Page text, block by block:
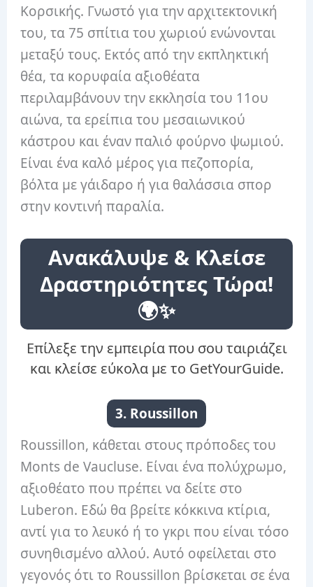
Κορσικής. Γνωστό για την αρχιτεκτονική
του, τα 75 σπίτια του χωριού ενώνονται
μεταξύ τους. Εκτός από την εκπληκτική
θέα, τα κορυφαία αξιοθέατα
περιλαμβάνουν την εκκλησία του 11ου
αιώνα, τα ερείπια του μεσαιωνικού
κάστρου και έναν παλιό φούρνο ψωμιού.
Είναι ένα καλό μέρος για πεζοπορία,
βόλτα με γάιδαρο ή για θαλάσσια σπορ
στην κοντινή παραλία.
Ανακάλυψε & Κλείσε
Δραστηριότητες Τώρα!
🌍✨
Επίλεξε την εμπειρία που σου ταιριάζει
και κλείσε εύκολα με το GetYourGuide.
3. Roussillon
Roussillon, κάθεται στους πρόποδες του
Monts de Vaucluse. Είναι ένα πολύχρωμο,
αξιοθέατο που πρέπει να δείτε στο
Luberon. Εδώ θα βρείτε κόκκινα κτίρια,
αντί για το λευκό ή το γκρι που είναι τόσο
συνηθισμένο αλλού. Αυτό οφείλεται στο
γεγονός ότι το Roussillon βρίσκεται σε ένα